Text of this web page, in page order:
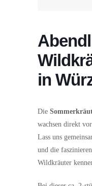
in
Die
wachsen direkt
Lass uns
und die
Wildkräuter